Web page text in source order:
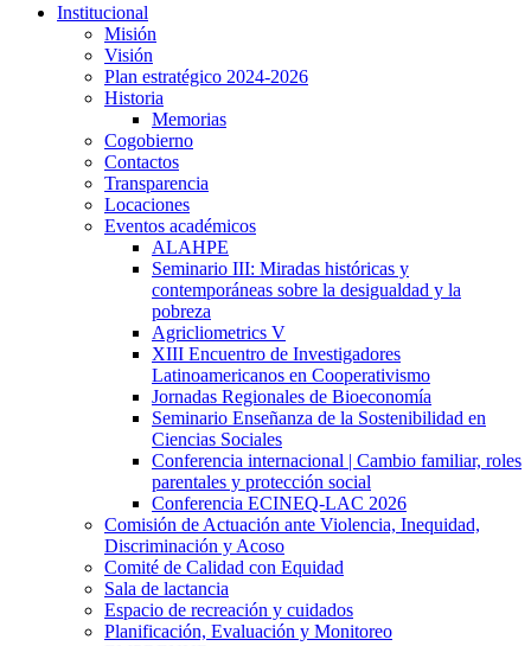
Institucional
Misión
Visión
Plan estratégico 2024-2026
Historia
Memorias
Cogobierno
Contactos
Transparencia
Locaciones
Eventos académicos
ALAHPE
Seminario III: Miradas históricas y
contemporáneas sobre la desigualdad y la
pobreza
Agricliometrics V
XIII Encuentro de Investigadores
Latinoamericanos en Cooperativismo
Jornadas Regionales de Bioeconomía
Seminario Enseñanza de la Sostenibilidad en
Ciencias Sociales
Conferencia internacional | Cambio familiar, roles
parentales y protección social
Conferencia ECINEQ-LAC 2026
Comisión de Actuación ante Violencia, Inequidad,
Discriminación y Acoso
Comité de Calidad con Equidad
Sala de lactancia
Espacio de recreación y cuidados
Planificación, Evaluación y Monitoreo